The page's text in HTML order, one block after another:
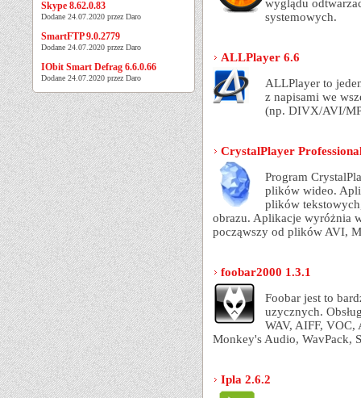
Skype 8.62.0.83
Dodane 24.07.2020 przez Daro
SmartFTP 9.0.2779
Dodane 24.07.2020 przez Daro
IObit Smart Defrag 6.6.0.66
Dodane 24.07.2020 przez Daro
wyglądu
systemowych.
ALLPlayer 6.6
ALLPlayer to
z napisami we
(np. DIVX/AVI/
CrystalPlayer
Program
plików wideo.
plików
obrazu. Aplikacje wyróżnia
począwszy od plików AVI,
foobar2000 1.3.1
Foobar jest to
uzycznych.
WAV, AIFF,
Monkey's Audio, WavPack,
Ipla 2.6.2